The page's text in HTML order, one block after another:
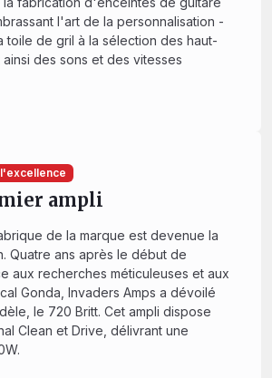
l'art de la personnalisation -
toile de gril à la sélection des haut-
des sons et des vitesses
ampli
de la marque est devenue la
Quatre ans après le début de
aux recherches méticuleuses et aux
Gonda, Invaders Amps a dévoilé
le 720 Britt. Cet ampli dispose
Clean et Drive, délivrant une